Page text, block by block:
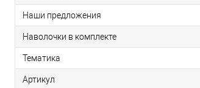
Наши предложения
Наволочки в комплекте
Тематика
Артикул